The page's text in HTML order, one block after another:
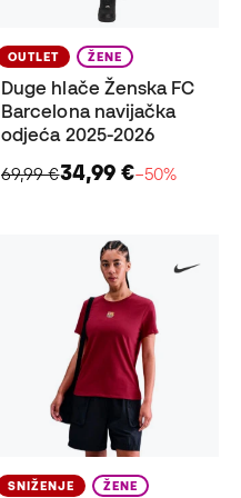
OUTLET ŽENE
Duge hlače Ženska FC
Barcelona navijačka
odjeća 2025-2026
69,99 €34,99 €−50%
SNIŽENJE ŽENE